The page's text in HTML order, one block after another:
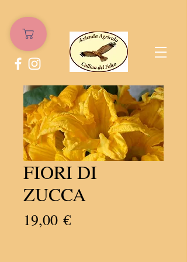
FIORI DI
ZUCCA
19,00 €Prezzo